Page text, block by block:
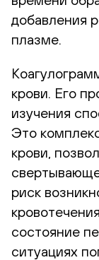
добавления
плазме.
крови. Его
изучения
Это
крови,
риск
состояние
ситуациях